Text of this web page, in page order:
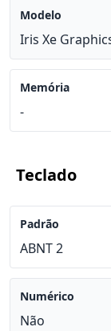
Modelo
Iris Xe
Memória
-
Teclado
Padrão
ABNT 2
Numérico
Não